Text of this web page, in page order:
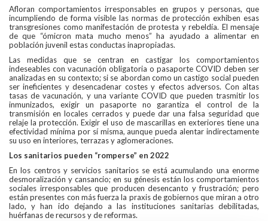
Afloran comportamientos irresponsables en grupos y personas, que
incumpliendo de forma visible las normas de protección exhiben esas
transgresiones como manifestación de protesta y rebeldía. El mensaje
de que “ómicron mata mucho menos” ha ayudado a alimentar en
población juvenil estas conductas inapropiadas.
Las medidas que se centran en castigar los comportamientos
indeseables con vacunación obligatoria o pasaporte COVID deben ser
analizadas en su contexto; si se abordan como un castigo social pueden
ser ineficientes y desencadenar costes y efectos adversos. Con altas
tasas de vacunación, y una variante COVID que pueden trasmitir los
inmunizados, exigir un pasaporte no garantiza el control de la
transmisión en locales cerrados y puede dar una falsa seguridad que
relaje la protección. Exigir el uso de mascarillas en exteriores tiene una
efectividad mínima por sí misma, aunque pueda alentar indirectamente
su uso en interiores, terrazas y aglomeraciones.
Los sanitarios pueden “romperse” en 2022
En los centros y servicios sanitarios se está acumulando una enorme
desmoralización y cansancio; en su génesis están los comportamientos
sociales irresponsables que producen desencanto y frustración; pero
están presentes con más fuerza la praxis de gobiernos que miran a otro
lado, y han ido dejando a las instituciones sanitarias debilitadas,
huérfanas de recursos y de reformas.